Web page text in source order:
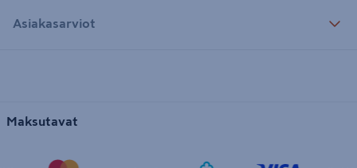
Asiakasarviot
Maksutavat